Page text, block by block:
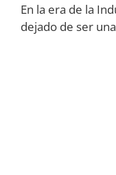
En la era de la
dejado de ser